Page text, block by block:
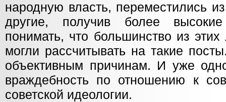
народную власть, переместились
другие, получив более
понимать, что большинство из
могли рассчитывать на такие
объективным причинам. И уже
враждебность по отношению к
советской идеологии.